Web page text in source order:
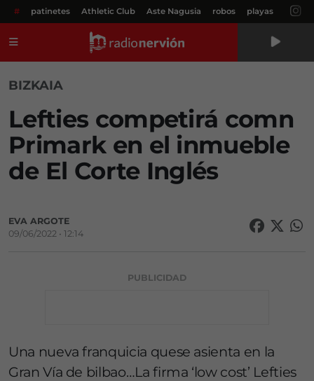
# patinetes Athletic Club Aste Nagusia robos playas
BIZKAIA
Lefties competirá comn
Primark en el inmueble
de El Corte Inglés
EVA ARGOTE
09/06/2022 • 12:14
PUBLICIDAD
Una nueva franquicia quese asienta en la
Gran Vía de bilbao…La firma ‘low cost’ Lefties